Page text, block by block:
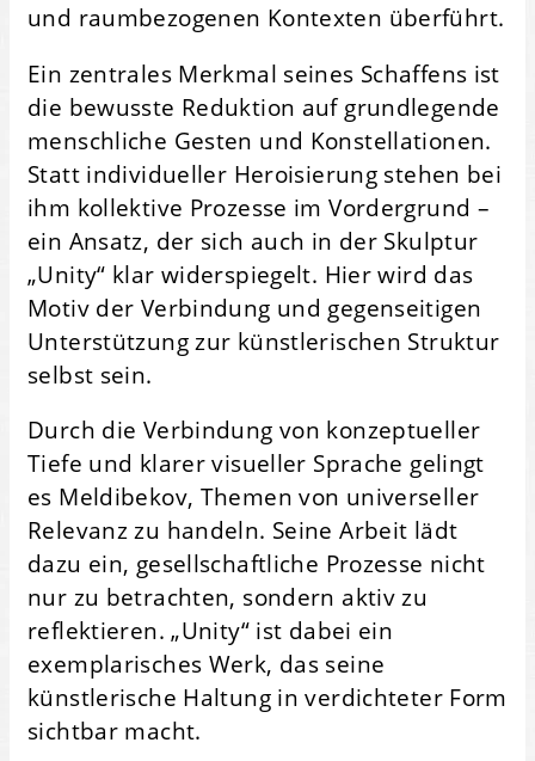
und raumbezogenen Kontexten überführt.
Ein zentrales Merkmal seines Schaffens ist
die bewusste Reduktion auf grundlegende
menschliche Gesten und Konstellationen.
Statt individueller Heroisierung stehen bei
ihm kollektive Prozesse im Vordergrund –
ein Ansatz, der sich auch in der Skulptur
„Unity“ klar widerspiegelt. Hier wird das
Motiv der Verbindung und gegenseitigen
Unterstützung zur künstlerischen Struktur
selbst sein.
Durch die Verbindung von konzeptueller
Tiefe und klarer visueller Sprache gelingt
es Meldibekov, Themen von universeller
Relevanz zu handeln. Seine Arbeit lädt
dazu ein, gesellschaftliche Prozesse nicht
nur zu betrachten, sondern aktiv zu
reflektieren. „Unity“ ist dabei ein
exemplarisches Werk, das seine
künstlerische Haltung in verdichteter Form
sichtbar macht.